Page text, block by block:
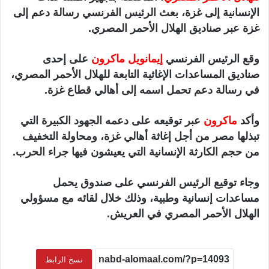
ي
ا
الإنسانية إلى غزة، بعث الرئيس الفرنسي رسالة دعم إلى
غزة عبر صناديق الهلال الأحمر المصري.
وقع الرئيس الفرنسي إيمانويل ماكرون على إحدى
صناديق المساعدات الإغاثية التابعة للهلال الأحمر المصري،
في رسالة دعم تحمل اسمه إلى أهالي قطاع غزة.
وأكد ماكرون عبر توقيعه على دعمه الجهود الكبيرة التي
تبذلها مصر من أجل إغاثة أهالي غزة، ومحاولة التخفيف
من حجم الكارثة الإنسانية التي يعيشون فيها جراء الحرب.
وجاء توقيع الرئيس الفرنسي على صندوق يحمل
مساعدات إنسانية وطبية، وذلك خلال لقائه مع مسؤولي
الهلال الأحمر المصري في العريش.
نسخ الرابط